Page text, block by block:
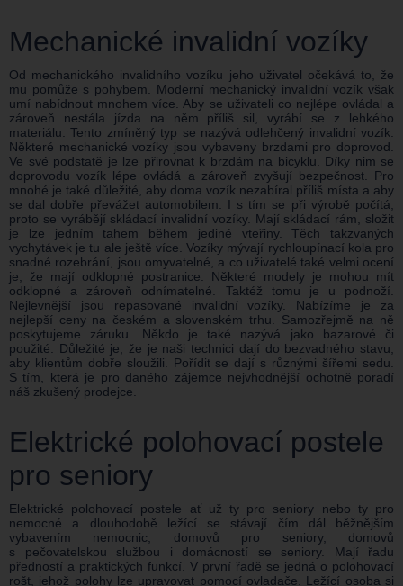
Mechanické invalidní vozíky
Od mechanického invalidního vozíku jeho uživatel očekává to, že
mu pomůže s pohybem. Moderní mechanický invalidní vozík však
umí nabídnout mnohem více. Aby se uživateli co nejlépe ovládal a
zároveň nestála jízda na něm příliš sil, vyrábí se z lehkého
materiálu. Tento zmíněný typ se nazývá odlehčený invalidní vozík.
Některé mechanické vozíky jsou vybaveny brzdami pro doprovod.
Ve své podstatě je lze přirovnat k brzdám na bicyklu. Díky nim se
doprovodu vozík lépe ovládá a zároveň zvyšují bezpečnost. Pro
mnohé je také důležité, aby doma vozík nezabíral příliš místa a aby
se dal dobře převážet automobilem. I s tím se při výrobě počítá,
proto se vyrábějí skládací invalidní vozíky. Mají skládací rám, složit
je lze jedním tahem během jediné vteřiny. Těch takzvaných
vychytávek je tu ale ještě více. Vozíky mývají rychloupínací kola pro
snadné rozebrání, jsou omyvatelné, a co uživatelé také velmi ocení
je, že mají odklopné postranice. Některé modely je mohou mít
odklopné a zároveň odnímatelné. Taktéž tomu je u podnoží.
Nejlevnější jsou repasované invalidní vozíky. Nabízíme je za
nejlepší ceny na českém a slovenském trhu. Samozřejmě na ně
poskytujeme záruku. Někdo je také nazývá jako bazarové či
použité. Důležité je, že je naši technici dají do bezvadného stavu,
aby klientům dobře sloužili. Pořídit se dají s různými šířemi sedu.
S tím, která je pro daného zájemce nejvhodnější ochotně poradí
náš zkušený prodejce.
Elektrické polohovací postele
pro seniory
Elektrické polohovací postele ať už ty pro seniory nebo ty pro
nemocné a dlouhodobě ležící se stávají čím dál běžnějším
vybavením nemocnic, domovů pro seniory, domovů
s pečovatelskou službou i domácností se seniory. Mají řadu
předností a praktických funkcí. V první řadě se jedná o polohovací
rošt, jehož polohy lze upravovat pomocí ovladače. Ležící osoba si